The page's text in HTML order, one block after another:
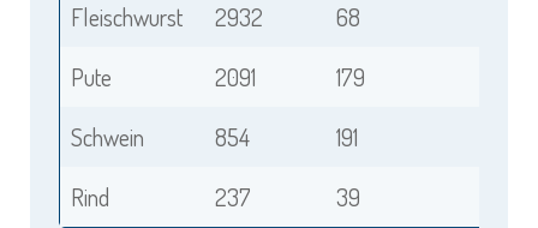
Fleischwurst
2932
68
Pute
2091
179
Schwein
854
191
Rind
237 39